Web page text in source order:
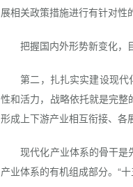
展相关政策措施进行有针对性
把握国内外形势新变化，目
第二，扎扎实实建设现代化
性和活力，战略依托就是完整
形成上下游产业相互衔接、各
现代化产业体系的骨干是先
产业体系的有机组成部分。“